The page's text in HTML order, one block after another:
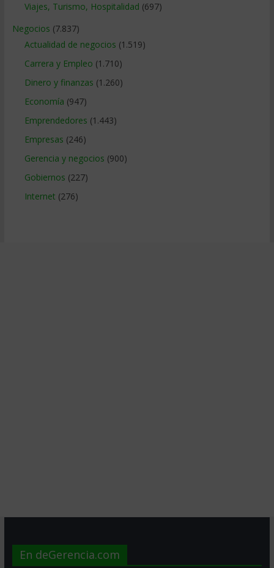
Viajes, Turismo, Hospitalidad (697)
Negocios (7.837)
Actualidad de negocios (1.519)
Carrera y Empleo (1.710)
Dinero y finanzas (1.260)
Economía (947)
Emprendedores (1.443)
Empresas (246)
Gerencia y negocios (900)
Gobiernos (227)
Internet (276)
En deGerencia.com